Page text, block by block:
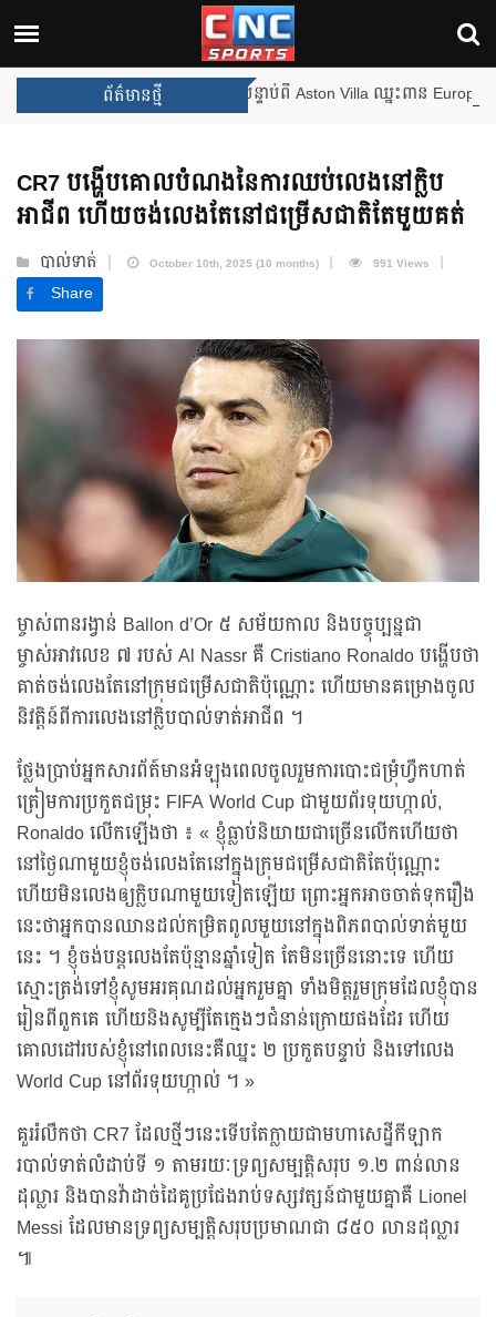
ព័ត៌មានថ្មី
ឈ្នះពានរង្វាន់បន្ថែមទៀត បន្ទាប់ពី Aston Villa ឈ្នះពាន Europa League
CR7 បង្ហើបគោលបំណងនៃការឈប់លេងនៅក្លិប
អាជីព ហើយចង់លេងតែនៅជម្រើសជាតិតែមួយគត់
បាល់ទាត់ October 10th, 2025 (10 months) 991 Views
Share
ម្ចាស់ពានរង្វាន់ Ballon d’Or ៥ សម័យកាល និងបច្ចុប្បន្នជា
ម្ចាស់អាវលេខ ៧ របស់ Al Nassr គឺ Cristiano Ronaldo បង្ហើបថា
គាត់ចង់លេងតែនៅក្រុមជម្រើសជាតិប៉ុណ្ណោះ ហើយមានគម្រោងចូល
និវត្តិន៍ពីការលេងនៅក្លិបបាល់ទាត់អាជីព ។
ថ្លែងប្រាប់អ្នកសារព័ត៍មានអំឡុងពេលចូលរួមការបោះជម្រុំហ្វឹកហាត់
ត្រៀមការប្រកួតជម្រុះ FIFA World Cup ជាមួយព័រទុយហ្កាល់,
Ronaldo លើកឡើងថា ៖ « ខ្ញុំធ្លាប់និយាយជាច្រើនលើកហើយថា
នៅថ្ងៃណាមួយខ្ញុំចង់លេងតែនៅក្នុងក្រុមជម្រើសជាតិតែប៉ុណ្ណោះ
ហើយមិនលេងឲ្យក្លិបណាមួយទៀតឡើយ ព្រោះអ្នកអាចចាត់ទុករឿង
នេះថាអ្នកបានឈានដល់កម្រិតពូលមួយនៅក្នុងពិភពបាល់ទាត់មួយ
នេះ ។ ខ្ញុំចង់បន្តលេងតែប៉ុន្មានឆ្នាំទៀត តែមិនច្រើននោះទេ ហើយ
ស្មោះត្រង់ទៅខ្ញុំសូមអរគុណដល់អ្នករួមគ្នា ទាំងមិត្តរួមក្រុមដែលខ្ញុំបាន
រៀនពីពួកគេ ហើយនិងសូម្បីតែក្មេងៗជំនាន់ក្រោយផងដែរ ហើយ
គោលដៅរបស់ខ្ញុំនៅពេលនេះគឺឈ្នះ ២ ប្រកួតបន្ទាប់ និងទៅលេង
World Cup នៅព័រទុយហ្កាល់ ។ »
គួររំលឹកថា CR7 ដែលថ្មីៗនេះទើបតែក្លាយជាមហាសេដ្ឋីកីឡាក
របាល់ទាត់លំដាប់ទី ១ តាមរយៈទ្រព្យសម្បត្តិសរុប ១.២ ពាន់លាន
ដុល្លារ និងបានវ៉ាដាច់ដៃគូប្រជែងរាប់ទស្សវត្សន៍ជាមួយគ្នាគឺ Lionel
Messi ដែលមានទ្រព្យសម្បត្តិសរុបប្រមាណជា ៨៥០ លានដុល្លារ
៕